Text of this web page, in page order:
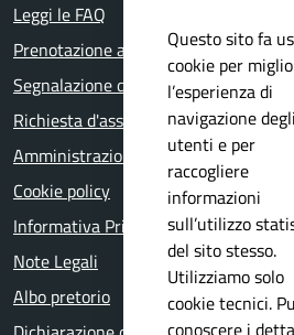
Leggi le FAQ
Prenotazione appuntamento
Segnalazione disservizio
Richiesta d'assistenza
Amministrazione trasparente
Cookie policy
Informativa Privacy
Note Legali
Albo pretorio
Questo sito fa
cookie per
l’esperienza di
navigazione degli
utenti e per
raccogliere
informazioni
sull’utilizzo
del sito stesso.
Utilizziamo solo
cookie tecnici.
conoscere i